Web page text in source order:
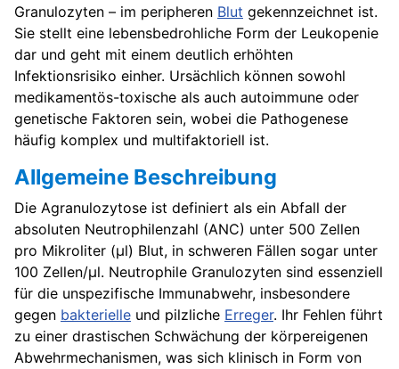
Granulozyten – im peripheren Blut gekennzeichnet ist.
Sie stellt eine lebensbedrohliche Form der Leukopenie
dar und geht mit einem deutlich erhöhten
Infektionsrisiko einher. Ursächlich können sowohl
medikamentös-toxische als auch autoimmune oder
genetische Faktoren sein, wobei die Pathogenese
häufig komplex und multifaktoriell ist.
Allgemeine Beschreibung
Die Agranulozytose ist definiert als ein Abfall der
absoluten Neutrophilenzahl (ANC) unter 500 Zellen
pro Mikroliter (µl) Blut, in schweren Fällen sogar unter
100 Zellen/µl. Neutrophile Granulozyten sind essenziell
für die unspezifische Immunabwehr, insbesondere
gegen bakterielle und pilzliche Erreger. Ihr Fehlen führt
zu einer drastischen Schwächung der körpereigenen
Abwehrmechanismen, was sich klinisch in Form von